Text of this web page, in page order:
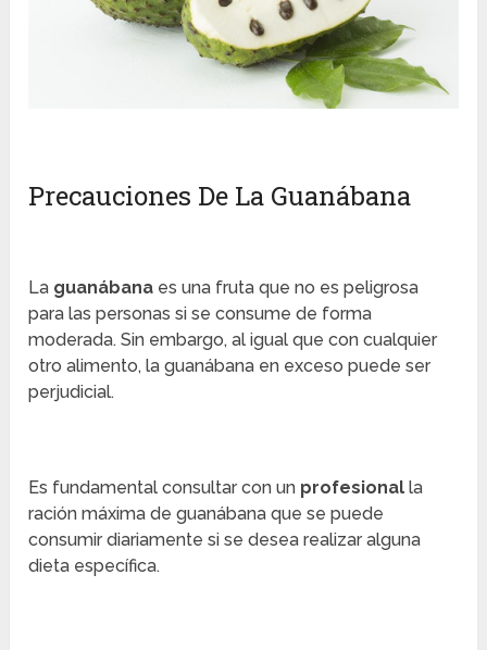
Precauciones De La Guanábana
La guanábana es una fruta que no es peligrosa
para las personas si se consume de forma
moderada. Sin embargo, al igual que con cualquier
otro alimento, la guanábana en exceso puede ser
perjudicial.
Es fundamental consultar con un profesional la
ración máxima de guanábana que se puede
consumir diariamente si se desea realizar alguna
dieta específica.